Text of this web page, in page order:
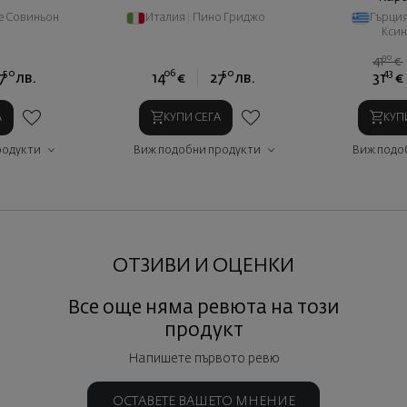
Совиньон
50 лв.
Италия Пино Гриджо
1406 € 2750 лв.
КУПИ СЕГА
Виж подобни продукти
Гърция
4190 €
3143 €
Виж
ОТЗИВИ И ОЦЕНКИ
Все още няма ревюта на този
продукт
Напишете първото ревю
ОСТАВЕТЕ ВАШЕТО МНЕНИЕ